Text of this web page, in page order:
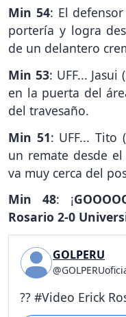
Min 54: El
portería y logra
de un delantero
Min 53: UFF...
en la puerta del
del travesaño.
Min 51: UFF... Tito
un remate desde
va muy cerca del
Min 48: ¡
Rosario 2-0
GOLPERU
?? #Video Erick